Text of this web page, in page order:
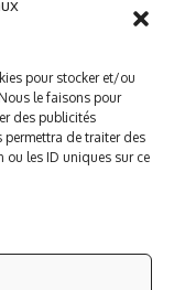
pour stocker et/ou
le faisons pour
des publicités
permettra de traiter des
ou les ID uniques sur ce